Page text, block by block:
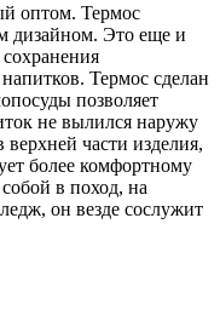
оптом. Термос
дизайном. Это еще и
Термос сделан
позволяет
не вылился наружу
части изделия,
более комфортному
в поход, на
он везде сослужит